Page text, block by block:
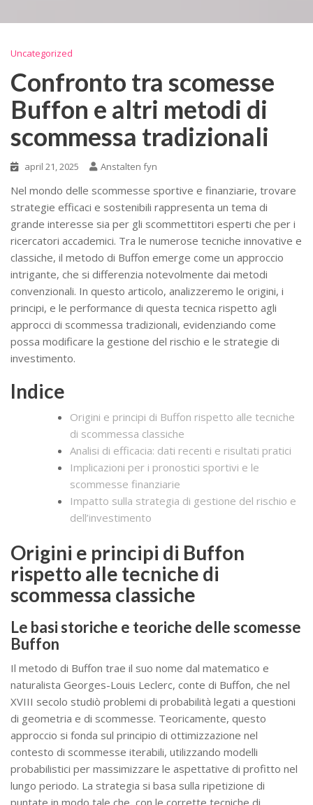
Uncategorized
Confronto tra scomesse
Buffon e altri metodi di
scommessa tradizionali
april 21, 2025 Anstalten fyn
Nel mondo delle scommesse sportive e finanziarie, trovare
strategie efficaci e sostenibili rappresenta un tema di
grande interesse sia per gli scommettitori esperti che per i
ricercatori accademici. Tra le numerose tecniche innovative e
classiche, il metodo di Buffon emerge come un approccio
intrigante, che si differenzia notevolmente dai metodi
convenzionali. In questo articolo, analizzeremo le origini, i
principi, e le performance di questa tecnica rispetto agli
approcci di scommessa tradizionali, evidenziando come
possa modificare la gestione del rischio e le strategie di
investimento.
Indice
Origini e principi di Buffon rispetto alle tecniche
di scommessa classiche
Analisi di efficacia: dati recenti e risultati pratici
Implicazioni per i pronostici sportivi e le
scommesse finanziarie
Impatto sulla strategia di gestione del rischio e
dell’investimento
Origini e principi di Buffon
rispetto alle tecniche di
scommessa classiche
Le basi storiche e teoriche delle scomesse
Buffon
Il metodo di Buffon trae il suo nome dal matematico e
naturalista Georges-Louis Leclerc, conte di Buffon, che nel
XVIII secolo studiò problemi di probabilità legati a questioni
di geometria e di scommesse. Teoricamente, questo
approccio si fonda sul principio di ottimizzazione nel
contesto di scommesse iterabili, utilizzando modelli
probabilistici per massimizzare le aspettative di profitto nel
lungo periodo. La strategia si basa sulla ripetizione di
puntate in modo tale che, con le corrette tecniche di